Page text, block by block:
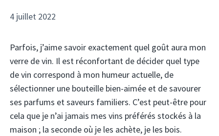
4 juillet 2022
Parfois, j’aime savoir exactement quel goût aura mon
verre de vin. Il est réconfortant de décider quel type
de vin correspond à mon humeur actuelle, de
sélectionner une bouteille bien-aimée et de savourer
ses parfums et saveurs familiers. C’est peut-être pour
cela que je n’ai jamais mes vins préférés stockés à la
maison ; la seconde où je les achète, je les bois.